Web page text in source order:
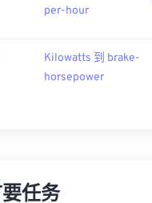
per-hour
Kilowatts 到 brake-
horsepower
任务